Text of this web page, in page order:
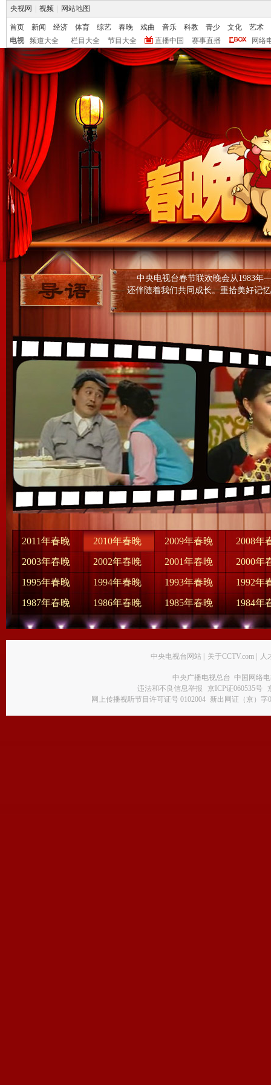
央视网 视频 网站地图
首页 新闻 经济 体育 综艺 春晚 戏曲 音乐 科教 青少 文化
艺术
电视
频道大全 栏目大全 节目大全 直播中国 赛事直播 网络
中央电视台春节联欢晚会从1983年
还伴随着我们共同成长。重拾美好记
2011年春晚 2010年春晚 2009年春晚
2008年
2003年春晚
2002年春晚 2001年春晚
2000年
1995年春晚
1994年春晚 1993年春晚
1992年
1987年春晚
1986年春晚 1985年春晚 1984年
中央电视台网站 关于CCTV.com 人
中央广播电视总台 中国网络
违法和不良信息举报
京ICP证060535号
网上传播视听节目许可证号 0102004 新出网证（京）